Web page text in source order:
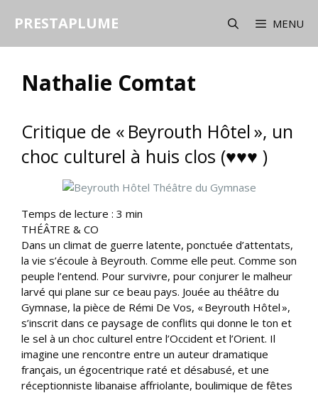
PRESTAPLUME MENU
Nathalie Comtat
Critique de « Beyrouth Hôtel », un
choc culturel à huis clos (♥♥♥ )
Temps de lecture : 3 min
THÉÂTRE & CO
Dans un climat de guerre latente, ponctuée d’attentats,
la vie s’écoule à Beyrouth. Comme elle peut. Comme son
peuple l’entend. Pour survivre, pour conjurer le malheur
larvé qui plane sur ce beau pays. Jouée au théâtre du
Gymnase, la pièce de Rémi De Vos, « Beyrouth Hôtel »,
s’inscrit dans ce paysage de conflits qui donne le ton et
le sel à un choc culturel entre l’Occident et l’Orient. Il
imagine une rencontre entre un auteur dramatique
français, un égocentrique raté et désabusé, et une
réceptionniste libanaise affriolante, boulimique de fêtes